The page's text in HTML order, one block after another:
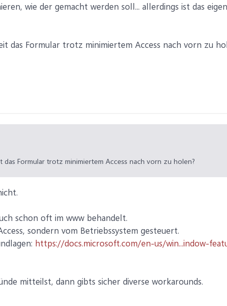
wie der gemacht werden soll... allerdings ist das
das Formular trotz minimiertem Access nach vorn zu
das Formular trotz minimiertem Access nach vorn zu holen?
schon oft im www behandelt.
sondern vom Betriebssystem gesteuert.
https://docs.microsoft.com/en-us/win...indow-
mitteilst, dann gibts sicher diverse workarounds.